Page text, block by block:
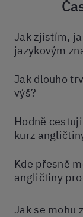
Jak zjistím,
jazykovým
Jak dlouho
výš?
Hodně
kurz
Kde přesně
angličtiny
Jak se mohu